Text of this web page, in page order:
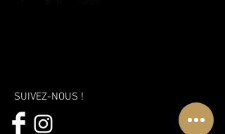
SUIVEZ-NOUS !